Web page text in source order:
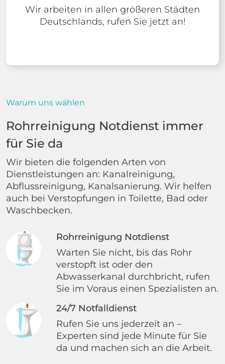
Wir arbeiten in allen größeren Städten
Deutschlands, rufen Sie jetzt an!
Warum uns wählen
Rohrreinigung Notdienst immer
für Sie da
Wir bieten die folgenden Arten von
Dienstleistungen an: Kanalreinigung,
Abflussreinigung, Kanalsanierung. Wir helfen
auch bei Verstopfungen in Toilette, Bad oder
Waschbecken.
Rohrreinigung Notdienst
Warten Sie nicht, bis das Rohr
verstopft ist oder den
Abwasserkanal durchbricht, rufen
Sie im Voraus einen Spezialisten an.
24/7 Notfalldienst
Rufen Sie uns jederzeit an –
Experten sind jede Minute für Sie
da und machen sich an die Arbeit.